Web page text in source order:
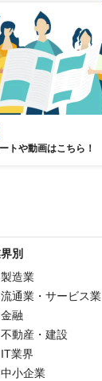
トや動画はこちら！
別
製造業
流通業・サービス業
金融
不動産・建設
IT業界
中小企業